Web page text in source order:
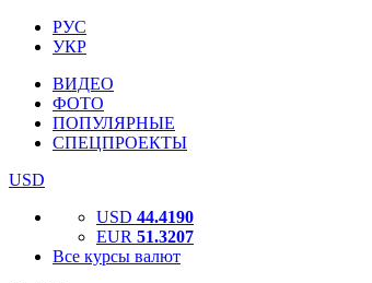
РУС
УКР
ВИДЕО
ФОТО
ПОПУЛЯРНЫЕ
СПЕЦПРОЕКТЫ
USD
USD 44.4190
EUR 51.3207
Все курсы валют